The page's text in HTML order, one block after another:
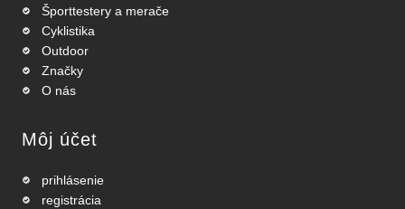
Športtestery a merače
Cyklistika
Outdoor
Značky
O nás
Môj účet
prihlásenie
registrácia